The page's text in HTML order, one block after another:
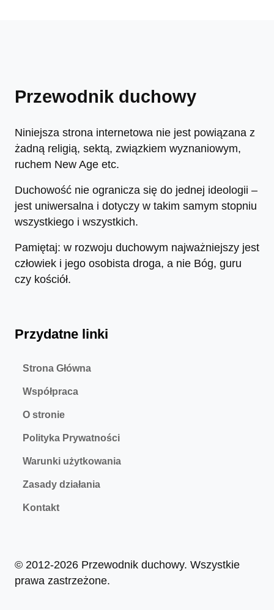
Przewodnik duchowy
Niniejsza strona internetowa nie jest powiązana z
żadną religią, sektą, związkiem wyznaniowym,
ruchem New Age etc.
Duchowość nie ogranicza się do jednej ideologii –
jest uniwersalna i dotyczy w takim samym stopniu
wszystkiego i wszystkich.
Pamiętaj: w rozwoju duchowym najważniejszy jest
człowiek i jego osobista droga, a nie Bóg, guru
czy kościół.
Przydatne linki
Strona Główna
Współpraca
O stronie
Polityka Prywatności
Warunki użytkowania
Zasady działania
Kontakt
© 2012-2026 Przewodnik duchowy. Wszystkie
prawa zastrzeżone.